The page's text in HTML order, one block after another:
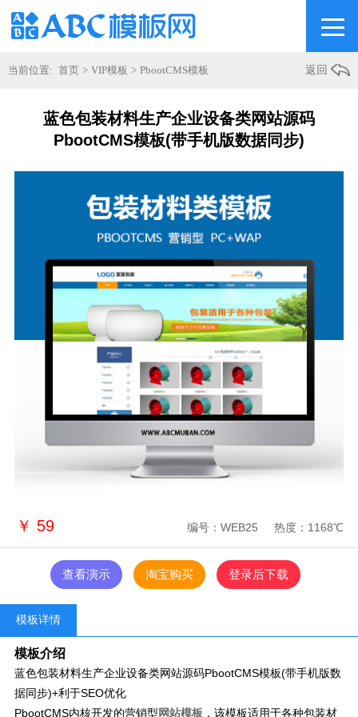
当前位置: 首页 > VIP模板 > PbootCMS模板 返回
蓝色包装材料生产企业设备类网站源码
PbootCMS模板(带手机版数据同步)
￥ 59 热度：1168℃
编号：WEB25
查看演示 淘宝购买 登录后下载
模板详情
模板介绍
蓝色包装材料生产企业设备类网站源码PbootCMS模板(带手机版数
据同步)+利于SEO优化
PbootCMS内核开发的营销型网站模板 ，该模板适用于各种包装材